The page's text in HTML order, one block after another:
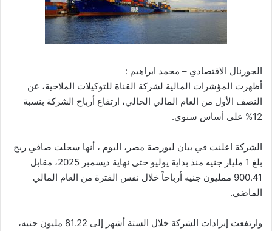
الجورنال الاقتصادي – محمد ابراهيم :
أظهرت المؤشرات المالية لشركة القناة للتوكيلات الملاحية، عن
النصف الأول من العام المالي الحالي، ارتفاع أرباح الشركة بنسبة
12% على أساس سنوي.
الشركة اعلنت في بيان لبورصة مصر، اليوم ، أنها سجلت صافي ربح
بلغ 1 مليار جنيه منذ بداية يوليو حتى نهاية ديسمبر 2025، مقابل
900.41 ممليون جنيه أرباحاً خلال نفس الفترة من العام المالي
الماضي.
وارتفعت إيرادات الشركة خلال الستة أشهر إلى 81.22 مليون جنيه،